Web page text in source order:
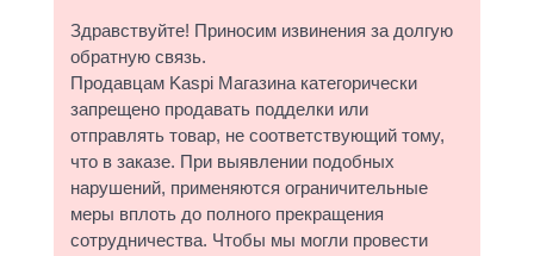
Здравствуйте! Приносим извинения за долгую
обратную связь.
Продавцам Kaspi Магазина категорически
запрещено продавать подделки или
отправлять товар, не соответствующий тому,
что в заказе. При выявлении подобных
нарушений, применяются ограничительные
меры вплоть до полного прекращения
сотрудничества. Чтобы мы могли провести